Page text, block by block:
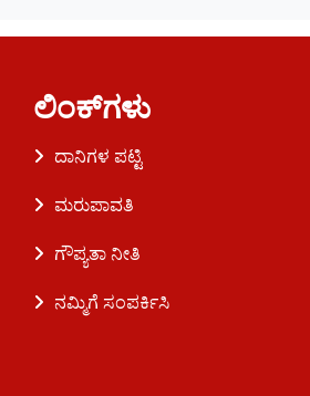
ಲಿಂಕ್‌ಗಳು
ದಾನಿಗಳ ಪಟ್ಟಿ
ಮರುಪಾವತಿ
ಗೌಪ್ಯತಾ ನೀತಿ
ನಮ್ಮಿಗೆ ಸಂಪರ್ಕಿಸಿ